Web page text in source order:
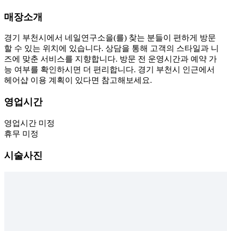
매장소개
경기 부천시에서 네일연구소을(를) 찾는 분들이 편하게 방문
할 수 있는 위치에 있습니다. 상담을 통해 고객의 스타일과 니
즈에 맞춘 서비스를 지향합니다. 방문 전 운영시간과 예약 가
능 여부를 확인하시면 더 편리합니다. 경기 부천시 인근에서
헤어샵 이용 계획이 있다면 참고해보세요.
영업시간
영업시간 미정
휴무 미정
시술사진